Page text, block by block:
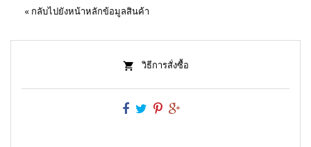
« กลับไปยังหน้าหลักข้อมูลสินค้า
วิธีการสั่งซื้อ